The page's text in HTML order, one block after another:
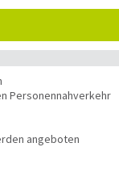
Personennahverkehr
angeboten